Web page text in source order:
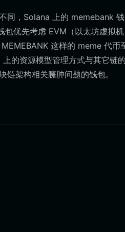
同，Solana 上的 memebank
包优先考虑 EVM（以太坊虚拟
这样的 meme 代
的资源模型管理方式与其它链
链架构相关臃肿问题的钱包。